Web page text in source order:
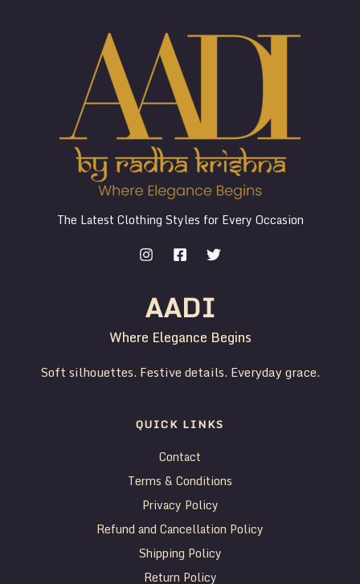
The Latest Clothing Styles for Every Occasion
AADI
Where Elegance Begins
Soft silhouettes. Festive details. Everyday grace.
QUICK LINKS
Contact
Terms & Conditions
Privacy Policy
Refund and Cancellation Policy
Shipping Policy
Return Policy